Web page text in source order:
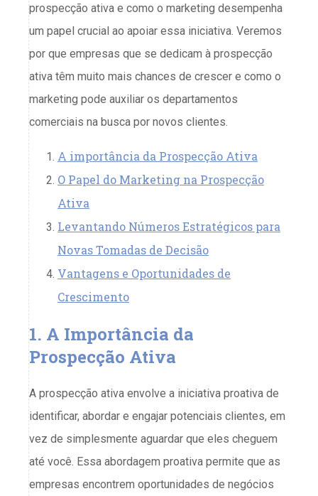
prospecção ativa e como o marketing desempenha
um papel crucial ao apoiar essa iniciativa. Veremos
por que empresas que se dedicam à prospecção
ativa têm muito mais chances de crescer e como o
marketing pode auxiliar os departamentos
comerciais na busca por novos clientes.
A importância da Prospecção Ativa
O Papel do Marketing na Prospecção
Ativa
Levantando Números Estratégicos para
Novas Tomadas de Decisão
Vantagens e Oportunidades de
Crescimento
1. A Importância da
Prospecção Ativa
A prospecção ativa envolve a iniciativa proativa de
identificar, abordar e engajar potenciais clientes, em
vez de simplesmente aguardar que eles cheguem
até você. Essa abordagem proativa permite que as
empresas encontrem oportunidades de negócios